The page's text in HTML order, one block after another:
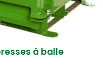
à balle